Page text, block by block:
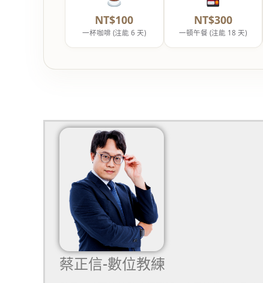
NT$100
一杯咖啡 (注能 6 天)
NT$300
一頓午餐 (注能 18 天)
蔡正信-數位教練